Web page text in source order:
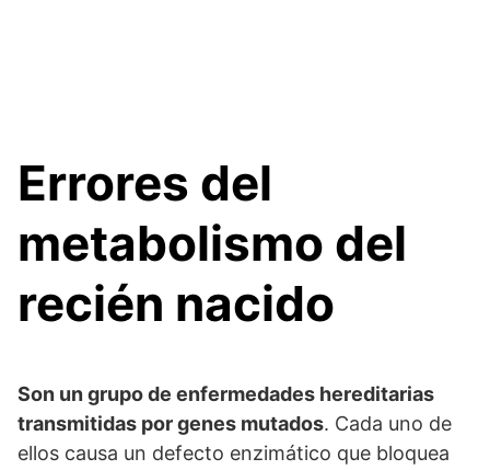
Errores del
metabolismo del
recién nacido
Son un grupo de enfermedades hereditarias
transmitidas por genes mutados. Cada uno de
ellos causa un defecto enzimático que bloquea